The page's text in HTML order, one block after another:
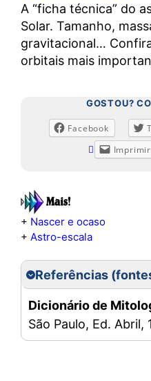
A “ficha técnica” do
Solar. Tamanho,
gravitacional…
orbitais mais
GOSTOU?
Facebook
Imprimir
+ Nascer e ocaso
+ Astro-escala
Referências
Dicionário de
São Paulo, Ed. Abril,